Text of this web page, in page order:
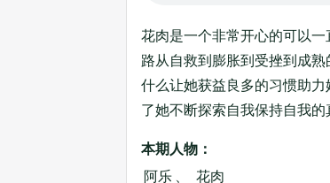
花肉是一个非常开心的可以
路从自救到膨胀到受挫到成
什么让她获益良多的习惯助
了她不断探索自我保持自我的
本期人物：
阿乐
花肉